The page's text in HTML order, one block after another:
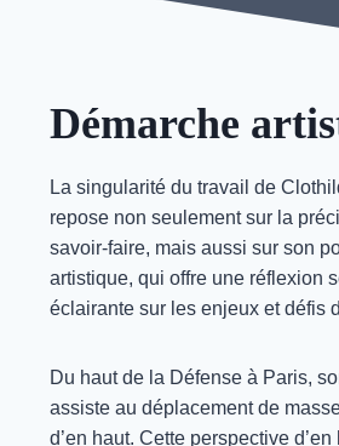
Démarche
La singularité du travail de
repose non seulement sur la
savoir-faire, mais aussi sur son
artistique, qui offre une réflexion
éclairante sur les enjeux et défis
Du haut de la Défense à Paris,
assiste au déplacement de
d’en haut. Cette perspective